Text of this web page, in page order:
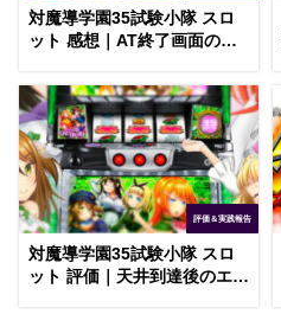
対魔導学園35試験小隊 スロ
ット 感想｜AT終了画面の設
評価＆実践報告
対魔導学園35試験小隊 スロ
ット 評価｜天井到達後のエン